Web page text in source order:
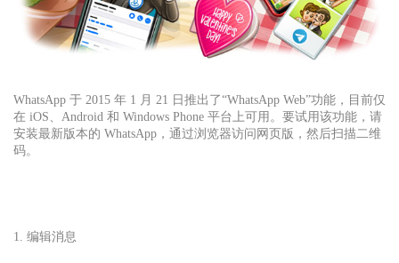
WhatsApp 于 2015 年 1 月 21 日推出了“WhatsApp Web”功能，目前仅
在 iOS、Android 和 Windows Phone 平台上可用。要试用该功能，请
安装最新版本的 WhatsApp，通过浏览器访问网页版，然后扫描二维
码。
1. 编辑消息